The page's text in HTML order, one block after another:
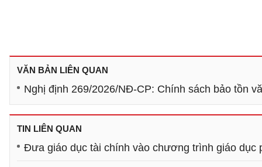
VĂN BẢN LIÊN QUAN
Nghị định 269/2026/NĐ-CP: Chính sách bảo tồn
TIN LIÊN QUAN
Đưa giáo dục tài chính vào chương trình giáo dục